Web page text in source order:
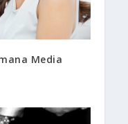
Media